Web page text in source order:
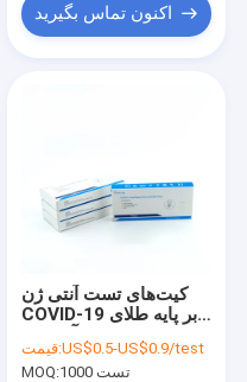
اکنون تماس بگیرید
کیت‌های تست آنتی ژن
COVID-19 بر پایه طلای
اسید نوکلئیک منفی
قیمت:US$0.5-US$0.9/test
MOQ:
1000 تست